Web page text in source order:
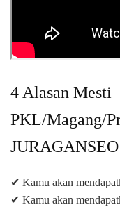
4 Alasan Mesti
PKL/Magang/
JURAGANSEO
✔ Kamu akan
✔ Kamu akan